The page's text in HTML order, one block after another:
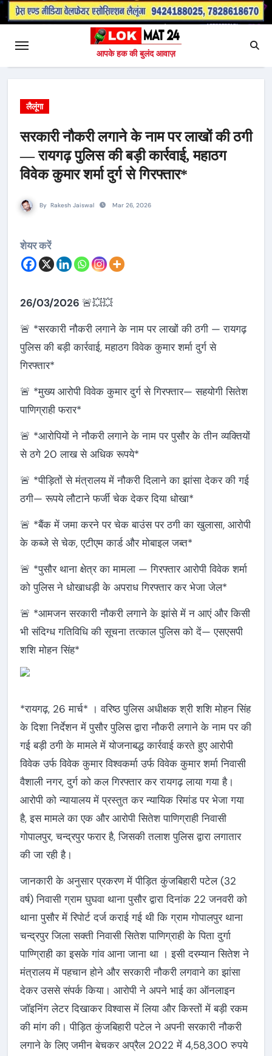
आपके हक की बुलंद आवाज़
लैलूंगा
सरकारी नौकरी लगाने के नाम पर लाखों की ठगी
— रायगढ़ पुलिस की बड़ी कार्रवाई, महाठग
विवेक कुमार शर्मा दुर्ग से गिरफ्तार*
By Rakesh Jaiswal Mar 26, 2026
शेयर करें
26/03/2026 🚨💥💥
🚨 *सरकारी नौकरी लगाने के नाम पर लाखों की ठगी — रायगढ़
पुलिस की बड़ी कार्रवाई, महाठग विवेक कुमार शर्मा दुर्ग से
गिरफ्तार*
🚨 *मुख्य आरोपी विवेक कुमार दुर्ग से गिरफ्तार— सहयोगी सितेश
पाणिग्राही फरार*
🚨 *आरोपियों ने नौकरी लगाने के नाम पर पुसौर के तीन व्यक्तियों
से ठगे 20 लाख से अधिक रूपये*
🚨 *पीड़ितों से मंत्रालय में नौकरी दिलाने का झांसा देकर की गई
ठगी— रूपये लौटाने फर्जी चेक देकर दिया धोखा*
🚨 *बैंक में जमा करने पर चेक बाउंस पर ठगी का खुलासा, आरोपी
के कब्जे से चेक, एटीएम कार्ड और मोबाइल जब्त*
🚨 *पुसौर थाना क्षेत्र का मामला — गिरफ्तार आरोपी विवेक शर्मा
को पुलिस ने धोखाधड़ी के अपराध गिरफ्तार कर भेजा जेल*
🚨 *आमजन सरकारी नौकरी लगाने के झांसे में न आएं और किसी
भी संदिग्ध गतिविधि की सूचना तत्काल पुलिस को दें— एसएसपी
शशि मोहन सिंह*
*रायगढ़, 26 मार्च* । वरिष्ठ पुलिस अधीक्षक श्री शशि मोहन सिंह
के दिशा निर्देशन में पुसौर पुलिस द्वारा नौकरी लगाने के नाम पर की
गई बड़ी ठगी के मामले में योजनाबद्ध कार्रवाई करते हुए आरोपी
विवेक उर्फ विवेक कुमार विश्वकर्मा उर्फ विवेक कुमार शर्मा निवासी
वैशाली नगर, दुर्ग को कल गिरफ्तार कर रायगढ़ लाया गया है।
आरोपी को न्यायालय में प्रस्तुत कर न्यायिक रिमांड पर भेजा गया
है, इस मामले का एक और आरोपी सितेश पाणिग्राही निवासी
गोपालपुर, चन्द्रपुर फरार है, जिसकी तलाश पुलिस द्वारा लगातार
की जा रही है।
जानकारी के अनुसार प्रकरण में पीड़ित कुंजबिहारी पटेल (32
वर्ष) निवासी ग्राम घुघवा थाना पुसौर द्वारा दिनांक 22 जनवरी को
थाना पुसौर में रिपोर्ट दर्ज कराई गई थी कि ग्राम गोपालपुर थाना
चन्द्रपुर जिला सक्ती निवासी सितेश पाणिग्राही के पिता दुर्गा
पाण्ग्रिाही का इसके गांव आना जाना था । इसी दरम्यान सितेश ने
मंत्रालय में पहचान होने और सरकारी नौकरी लगवाने का झांसा
देकर उससे संपर्क किया। आरोपी ने अपने भाई का ऑनलाइन
जॉइनिंग लेटर दिखाकर विश्वास में लिया और किस्तों में बड़ी रकम
की मांग की। पीड़ित कुंजबिहारी पटेल ने अपनी सरकारी नौकरी
लगाने के लिए जमीन बेचकर अप्रैल 2022 में 4,58,300 रुपये